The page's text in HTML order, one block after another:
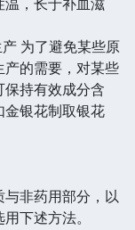
为了避免某些原
的需要，对某些
持有效成分含
银花制取银花
非药用部分，以
下述方法。